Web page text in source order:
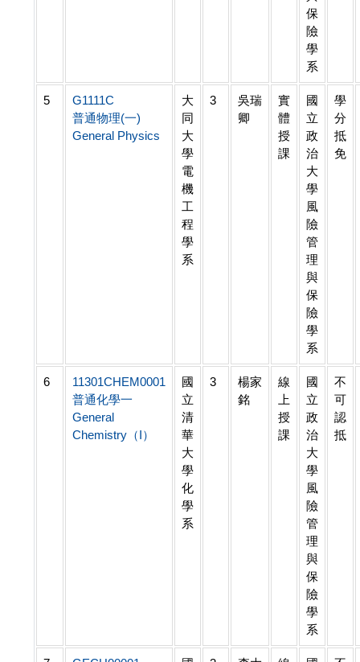
保
險
學
系
5
G1111C
普通物理(一)
General Physics
大
同
大
學
電
機
工
程
學
系
3
吳瑞
卿
實
體
授
課
國
立
政
治
大
學
風
險
管
理
與
保
險
學
系
學
分
抵
免
6
11301CHEM0001
普通化學一
General
Chemistry（I）
國
立
清
華
大
學
化
學
系
3
楊家
銘
線
上
授
課
國
立
政
治
大
學
風
險
管
理
與
保
險
學
系
不
可
認
抵